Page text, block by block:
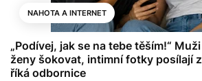
NAHOTA A INTERNET
„Podívej, jak se na tebe těším!“
ženy šokovat, intimní fotky posílají
říká odbornice